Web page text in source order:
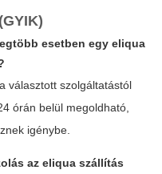
esetben egy eliqua
választott szolgáltatástól
órán belül megoldható,
igénybe.
az eliqua szállítás